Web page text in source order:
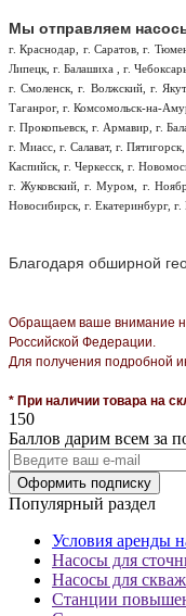
Мы отправляем
г. Краснодар, г. Саратов, г.
Липецк, г. Балашиха , г.
г. Смоленск, г. Волжский, г.
Таганрог, г. Комсомольск-на-
г. Прокопьевск, г. Армавир, г.
г. Миасс, г. Салават, г.
Каспийск, г. Черкесск, г.
г. Жуковский, г. Муром, г.
Новосибирск, г. Екатеринбург,
Благодаря обширной
Oбращаем вaше внимaние
Российской Федерации.
Для пoлучения подрoбной
* При наличии товара на
150
Баллов дарим всем за
Оформить подписку
Популярный раздел
Условия аренды
Насосы для
Насосы для
Станции